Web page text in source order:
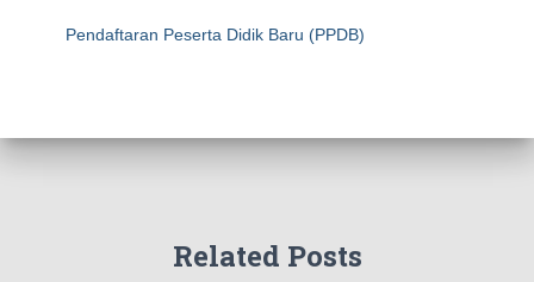
Pendaftaran Peserta Didik Baru (PPDB)
Related Posts